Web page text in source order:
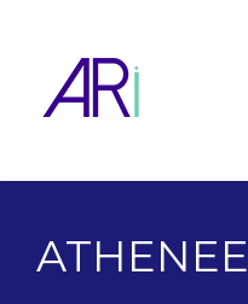
ATHENEE